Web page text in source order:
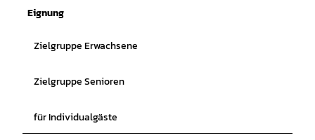
Eignung
Zielgruppe Erwachsene
Zielgruppe Senioren
für Individualgäste